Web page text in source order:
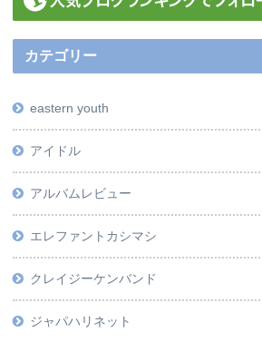
カテゴリー
eastern youth
アイドル
アルバムレビュー
エレファントカシマシ
クレイジーケンバンド
ジャパハリネット